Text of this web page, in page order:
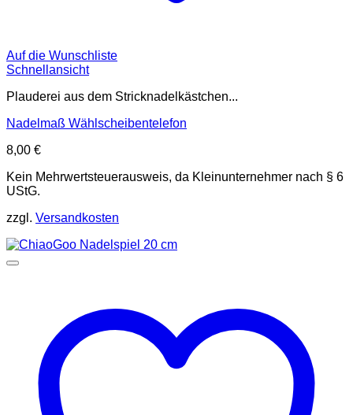
Auf die Wunschliste
Schnellansicht
Plauderei aus dem Stricknadelkästchen...
Nadelmaß Wählscheibentelefon
8,00 €
Kein Mehrwertsteuerausweis, da Kleinunternehmer nach § 6
UStG.
zzgl. Versandkosten